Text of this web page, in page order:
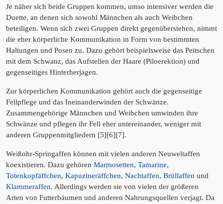
Je näher sich beide Gruppen kommen, umso intensiver werden die
Duette, an denen sich sowohl Männchen als auch Weibchen
beteiligen. Wenn sich zwei Gruppen direkt gegenüberstehen, nimmt
die eher körperliche Kommunikation in Form von bestimmten
Haltungen und Posen zu. Dazu gehört beispielsweise das Peitschen
mit dem Schwanz, das Aufstellen der Haare (Piloerektion) und
gegenseitiges Hinterherjagen.
Zur körperlichen Kommunikation gehört auch die gegenseitige
Fellpflege und das Ineinanderwinden der Schwänze.
Zusammengehörige Männchen und Weibchen umwinden ihre
Schwänze und pflegen ihr Fell eher untereinander, weniger mit
anderen Gruppenmitgliedern [5][6][7].
Weißohr-Springaffen können mit vielen anderen Neuweltaffen
koexistieren. Dazu gehören Marmosetten, Tamarine,
Totenkopfäffchen, Kapuzineräffchen, Nachtaffen, Brüllaffen und
Klammeraffen. Allerdings werden sie von vielen der größeren
Arten von Futterbäumen und anderen Nahrungsquellen verjagt. Da